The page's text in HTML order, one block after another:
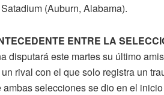
(Auburn, Alabama).
ENTRE LA
disputará este martes su último
rival con el que solo registra un
selecciones se dio en el